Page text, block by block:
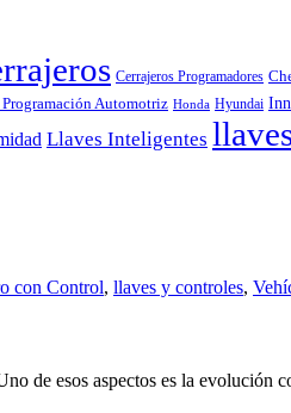
Cerrajeros Programadores
Automotriz Honda Hyundai
Llaves Inteligentes
con Control, llaves y controles,
de esos aspectos es la evolución